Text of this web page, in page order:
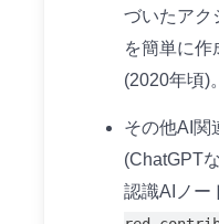
づいたアク
を簡単に作
(2020年頃)。
その他AI関
(ChatGPT
認識AIノー